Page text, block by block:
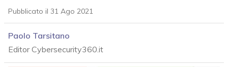
Pubblicato il 31 Ago 2021
Paolo Tarsitano
Editor Cybersecurity360.it